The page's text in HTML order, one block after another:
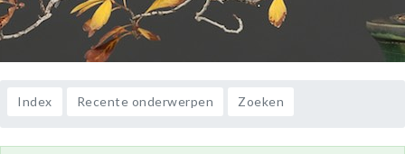
Index Recente onderwerpen Zoeken